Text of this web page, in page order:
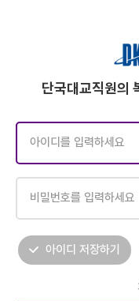
단국대교직원의
아이디 저장하기